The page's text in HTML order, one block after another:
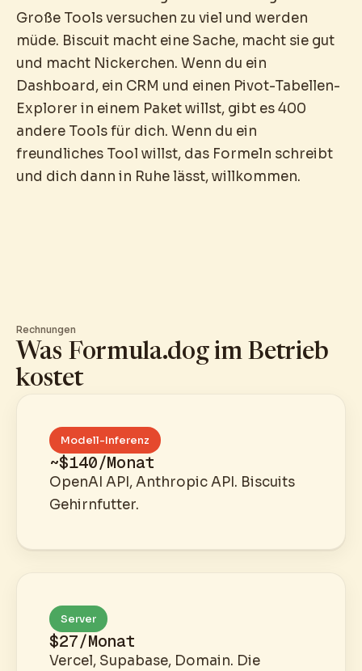
Große Tools versuchen zu viel und werden
müde. Biscuit macht eine Sache, macht sie gut
und macht Nickerchen. Wenn du ein
Dashboard, ein CRM und einen Pivot-Tabellen-
Explorer in einem Paket willst, gibt es 400
andere Tools für dich. Wenn du ein
freundliches Tool willst, das Formeln schreibt
und dich dann in Ruhe lässt, willkommen.
Rechnungen
Was Formula.dog im Betrieb
kostet
Modell-Inferenz
~$140/Monat
OpenAI API, Anthropic API. Biscuits
Gehirnfutter.
Server
$27/Monat
Vercel, Supabase, Domain. Die